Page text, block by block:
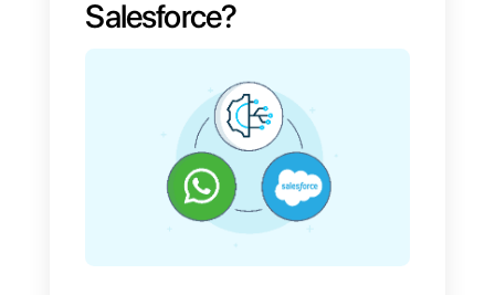
WhatsApp ao
Salesforce?